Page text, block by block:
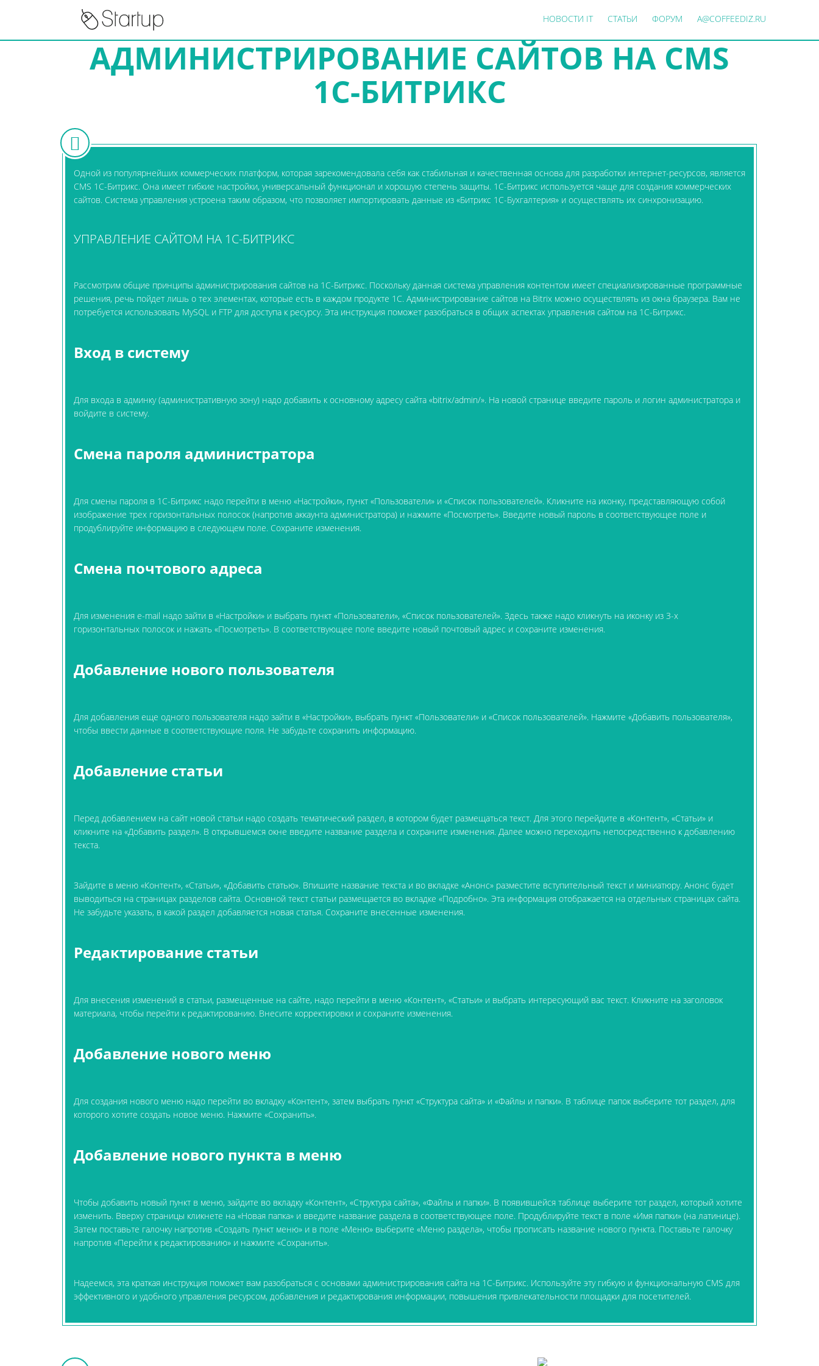
НОВОСТИ IT СТАТЬИ ФОРУМ A@COFFEEDIZ.RU
АДМИНИСТРИРОВАНИЕ САЙТОВ НА CMS
1C-БИТРИКС
Одной из популярнейших коммерческих платформ, которая зарекомендовала себя как стабильная и качественная основа для разработки интернет-ресурсов, является
CMS 1C-Битрикс. Она имеет гибкие настройки, универсальный функционал и хорошую степень защиты. 1C-Битрикс используется чаще для создания коммерческих
сайтов. Система управления устроена таким образом, что позволяет импортировать данные из «Битрикс 1C-Бухгалтерия» и осуществлять их синхронизацию.
УПРАВЛЕНИЕ САЙТОМ НА 1C-БИТРИКС
Рассмотрим общие принципы администрирования сайтов на 1C-Битрикс. Поскольку данная система управления контентом имеет специализированные программные
решения, речь пойдет лишь о тех элементах, которые есть в каждом продукте 1C. Администрирование сайтов на Bitrix можно осуществлять из окна браузера. Вам не
потребуется использовать MySQL и FTP для доступа к ресурсу. Эта инструкция поможет разобраться в общих аспектах управления сайтом на 1C-Битрикс.
Вход в систему
Для входа в админку (административную зону) надо добавить к основному адресу сайта «bitrix/admin/». На новой странице введите пароль и логин администратора и
войдите в систему.
Смена пароля администратора
Для смены пароля в 1C-Битрикс надо перейти в меню «Настройки», пункт «Пользователи» и «Список пользователей». Кликните на иконку, представляющую собой
изображение трех горизонтальных полосок (напротив аккаунта администратора) и нажмите «Посмотреть». Введите новый пароль в соответствующее поле и
продублируйте информацию в следующем поле. Сохраните изменения.
Смена почтового адреса
Для изменения e-mail надо зайти в «Настройки» и выбрать пункт «Пользователи», «Список пользователей». Здесь также надо кликнуть на иконку из 3-х
горизонтальных полосок и нажать «Посмотреть». В соответствующее поле введите новый почтовый адрес и сохраните изменения.
Добавление нового пользователя
Для добавления еще одного пользователя надо зайти в «Настройки», выбрать пункт «Пользователи» и «Список пользователей». Нажмите «Добавить пользователя»,
чтобы ввести данные в соответствующие поля. Не забудьте сохранить информацию.
Добавление статьи
Перед добавлением на сайт новой статьи надо создать тематический раздел, в котором будет размещаться текст. Для этого перейдите в «Контент», «Статьи» и
кликните на «Добавить раздел». В открывшемся окне введите название раздела и сохраните изменения. Далее можно переходить непосредственно к добавлению
текста.
Зайдите в меню «Контент», «Статьи», «Добавить статью». Впишите название текста и во вкладке «Анонс» разместите вступительный текст и миниатюру. Анонс будет
выводиться на страницах разделов сайта. Основной текст статьи размещается во вкладке «Подробно». Эта информация отображается на отдельных страницах сайта.
Не забудьте указать, в какой раздел добавляется новая статья. Сохраните внесенные изменения.
Редактирование статьи
Для внесения изменений в статьи, размещенные на сайте, надо перейти в меню «Контент», «Статьи» и выбрать интересующий вас текст. Кликните на заголовок
материала, чтобы перейти к редактированию. Внесите корректировки и сохраните изменения.
Добавление нового меню
Для создания нового меню надо перейти во вкладку «Контент», затем выбрать пункт «Структура сайта» и «Файлы и папки». В таблице папок выберите тот раздел, для
которого хотите создать новое меню. Нажмите «Сохранить».
Добавление нового пункта в меню
Чтобы добавить новый пункт в меню, зайдите во вкладку «Контент», «Структура сайта», «Файлы и папки». В появившейся таблице выберите тот раздел, который хотите
изменить. Вверху страницы кликнете на «Новая папка» и введите название раздела в соответствующее поле. Продублируйте текст в поле «Имя папки» (на латинице).
Затем поставьте галочку напротив «Создать пункт меню» и в поле «Меню» выберите «Меню раздела», чтобы прописать название нового пункта. Поставьте галочку
напротив «Перейти к редактированию» и нажмите «Сохранить».
Надеемся, эта краткая инструкция поможет вам разобраться с основами администрирования сайта на 1C-Битрикс. Используйте эту гибкую и функциональную CMS для
эффективного и удобного управления ресурсом, добавления и редактирования информации, повышения привлекательности площадки для посетителей.